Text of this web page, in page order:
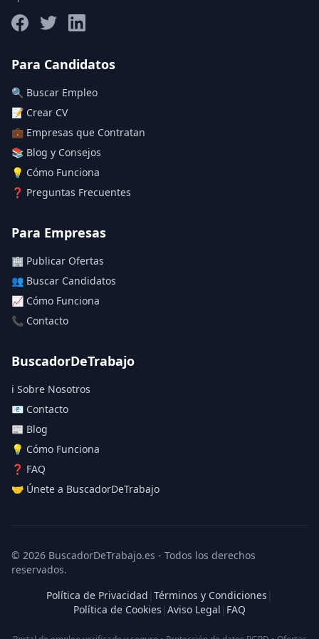
Deja vacío para "sin límite"
Aplicar filtros
Para Candidatos
🔍 Buscar Empleo
📝 Crear CV
💼 Empresas que Contratan
📚 Blog y Consejos
💡 Cómo Funciona
❓ Preguntas Frecuentes
Para Empresas
🏢 Publicar Ofertas
👥 Buscar Candidatos
📈 Cómo Funciona
📞 Contacto
BuscadorDeTrabajo
ℹ️ Sobre Nosotros
📧 Contacto
📰 Blog
💡 Cómo Funciona
❓ FAQ
🤝 Únete a BuscadorDeTrabajo
© 2026 BuscadorDeTrabajo.es - Todos los derechos
reservados.
Política de Privacidad | Términos y Condiciones |
Política de Cookies | Aviso Legal | FAQ